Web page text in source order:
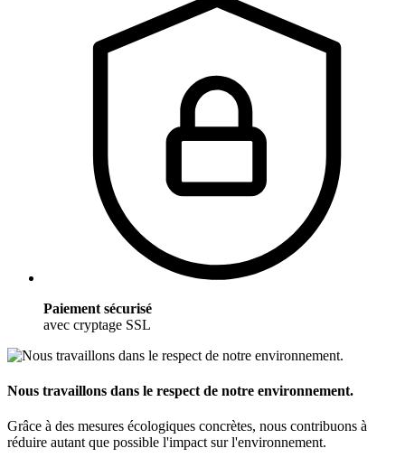
Paiement sécurisé
avec cryptage SSL
Nous travaillons dans le respect de notre environnement.
Grâce à des mesures écologiques concrètes, nous contribuons à
réduire autant que possible l'impact sur l'environnement.